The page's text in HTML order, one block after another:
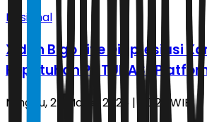
Nasional
X dan Bigo Live Diapresiasi
Kepatuhan PP TUNAS ,
Minggu, 29 Maret 2026 | 00.22 WIB